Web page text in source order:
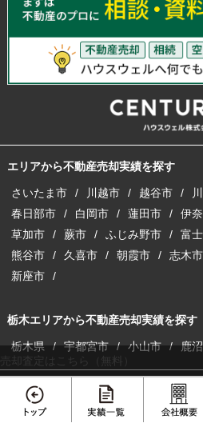
エリアから不動産売却実績を探す
さいたま市 川越市 越谷市
春日部市
白岡市 蓮田市 伊
草加市
蕨市 ふじみ野市 富
熊谷市
久喜市 朝霞市 志木市
新座市
栃木エリアから不動産売却実績を探す
栃木県 宇都宮市 小山市 鹿
埼玉県内の不動産情報サイトはこちら
売却査定はこちら（無料）